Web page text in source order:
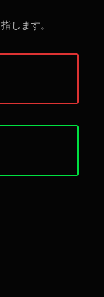
します。